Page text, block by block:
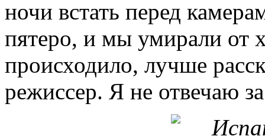
ночи встать перед
пятеро, и мы умирали от
происходило, лучше
режиссер. Я не отвечаю